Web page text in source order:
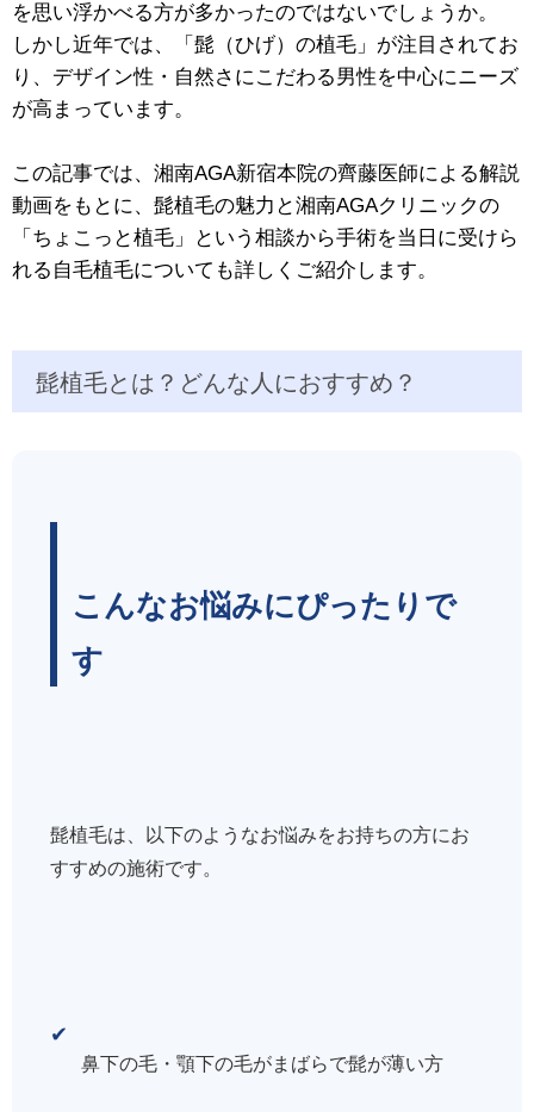
を思い浮かべる方が多かったのではないでしょうか。
しかし近年では、「髭（ひげ）の植毛」が注目されてお
り、デザイン性・自然さにこだわる男性を中心にニーズ
が高まっています。
この記事では、湘南AGA新宿本院の齊藤医師による解説
動画をもとに、髭植毛の魅力と湘南AGAクリニックの
「ちょこっと植毛」という相談から手術を当日に受けら
れる自毛植毛についても詳しくご紹介します。
髭植毛とは？どんな人におすすめ？
こんなお悩みにぴったりで
す
髭植毛は、以下のようなお悩みをお持ちの方にお
すすめの施術です。
✔
鼻下の毛・顎下の毛がまばらで髭が薄い方